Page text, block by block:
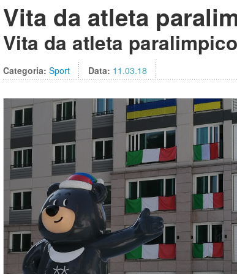
Vita da atleta
Vita da atleta
Categoria: Sport Data: 11.03.18